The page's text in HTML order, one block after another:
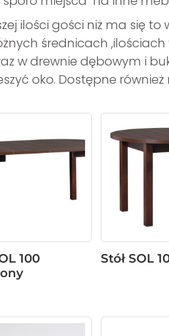
ilości gości niż ma się to
średnicach ,ilościach
w drewnie dębowym i
oko. Dostępne również
100
Stół SOL